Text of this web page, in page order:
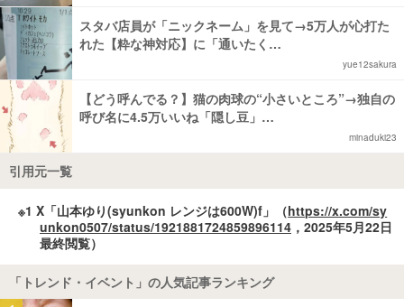
スタバ店員が「ニックネーム」を見て→5万人が心打た
れた【粋な神対応】に「通いたく…
yue12sakura
【どう呼んでる？】猫の肉球の“小さいところ”→独自の
呼び名に4.5万いいね「隠し豆」…
minaduki23
引用元一覧
※1 X「山本ゆり(syunkon レンジは600W)f」（https://x.com/sy
unkon0507/status/1921881724859896114 ，2025年5月22日
最終閲覧）
「トレンド・イベント」の人気記事ランキング